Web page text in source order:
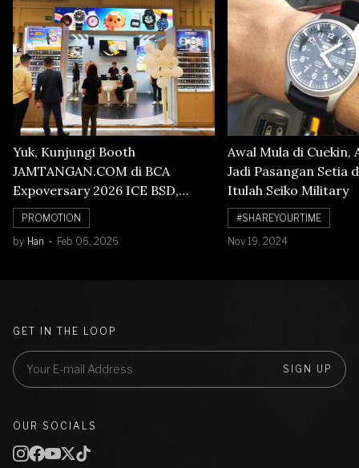
Yuk, Kunjungi Booth
JAMTANGAN.COM di BCA
Expoversary 2026 ICE BSD,
Banyak Diskon Jam Tangan,
Cuma Sampai 8 Februari!
PROMOTION
by Han Feb 06, 2026
Awal Mula di Cuekin,
Jadi Pasangan Setia
Itulah Seiko Military
#SHAREYOURTIME
Nov 19, 2024
GET IN THE LOOP
SIGN UP
OUR SOCIALS